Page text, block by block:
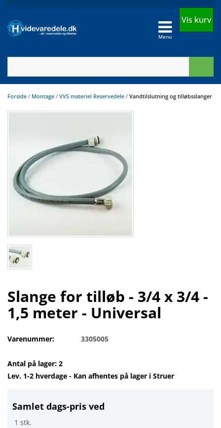
Menu
Vis kurv
Forside / Montage / VVS materiel Reservedele / Vandtilslutning og tilløbsslanger
Slange for tilløb - 3/4 x 3/4 -
1,5 meter - Universal
Varenummer: 3305005
Antal på lager: 2
Lev. 1-2 hverdage - Kan afhentes på lager i Struer
Samlet dags-pris ved
1 stk.